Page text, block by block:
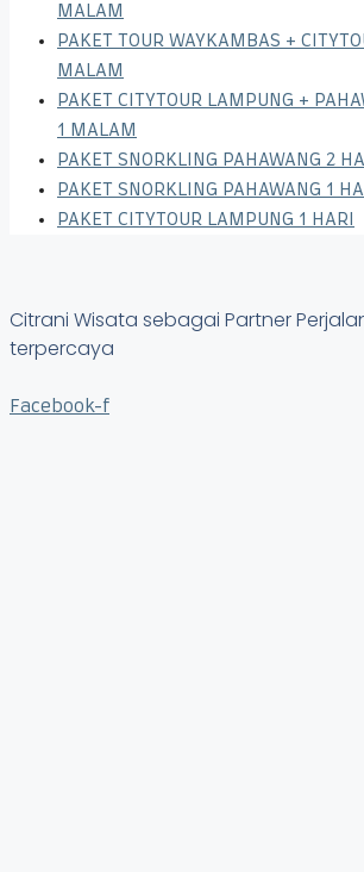
MALAM
PAKET TOUR WAYKAMBAS +
MALAM
PAKET CITYTOUR LAMPUNG +
1 MALAM
PAKET SNORKLING PAHAWANG 2
PAKET SNORKLING PAHAWANG 1
PAKET CITYTOUR LAMPUNG 1 HARI
Citrani Wisata sebagai Partner
terpercaya
Facebook-f